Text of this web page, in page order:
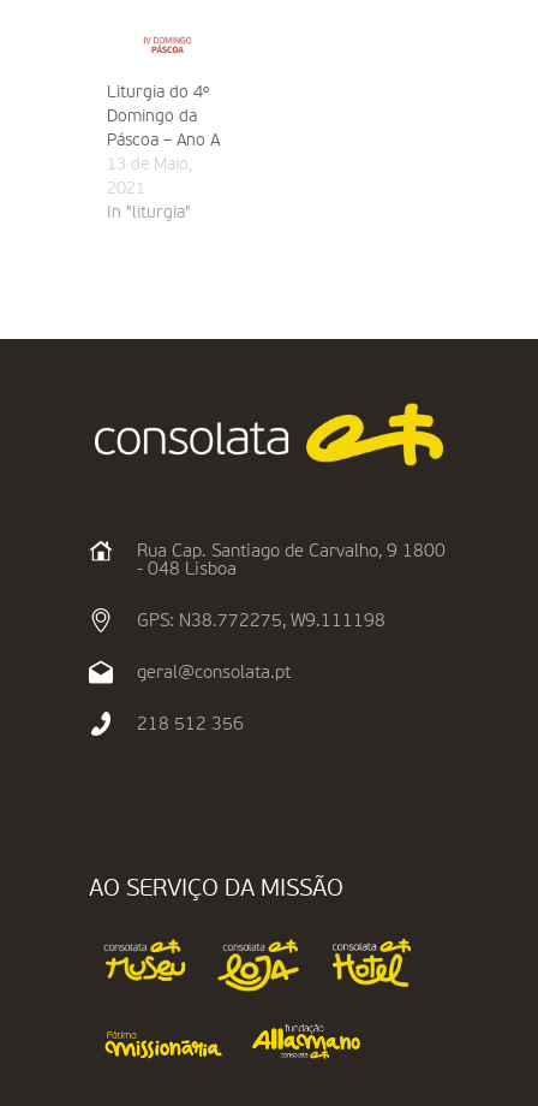
Liturgia do 4º
Domingo da
Páscoa – Ano A
13 de Maio,
2021
In "liturgia"
Rua Cap. Santiago de Carvalho, 9 1800
- 048 Lisboa
GPS: N38.772275, W9.111198
geral@consolata.pt
218 512 356
AO SERVIÇO DA MISSÃO